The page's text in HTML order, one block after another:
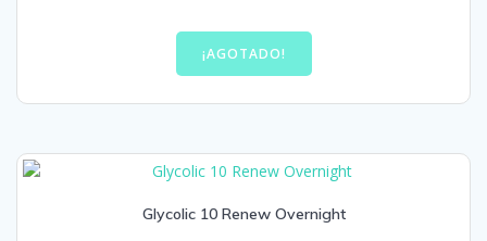
¡AGOTADO!
Glycolic 10 Renew Overnight